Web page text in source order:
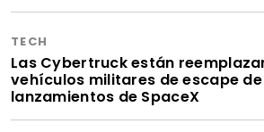
TECH
Las Cybertruck están
vehículos militares de escape de
lanzamientos de SpaceX